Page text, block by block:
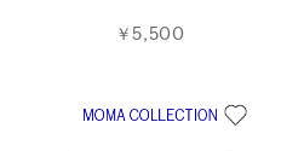
￥5,500